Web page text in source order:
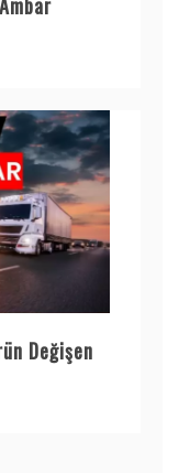
Değişen